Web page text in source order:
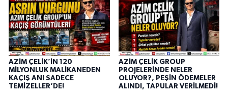
AZİM ÇELİK’İN 120
MİLYONLUK MALİKANEDEN
KAÇIŞ ANI SADECE
TEMİZELLER’DE!
AZİM ÇELİK GROUP
PROJELERİNDE NELER
OLUYOR?, PEŞİN ÖDEMELER
ALINDI, TAPULAR VERİLMEDİ!